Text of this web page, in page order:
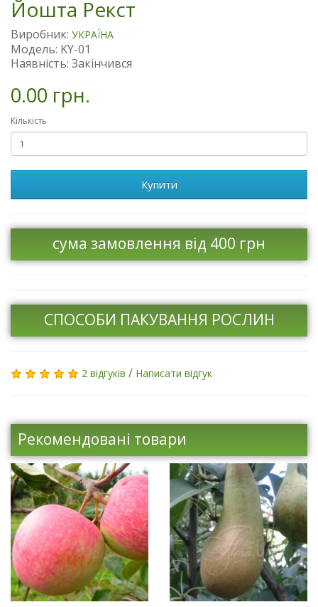
Йошта Рекст
Виробник: УКРАЇНА
Модель: KY-01
Наявність: Закінчився
0.00 грн.
Кількість
Купити
сума замовлення від 400 грн
СПОСОБИ ПАКУВАННЯ РОСЛИН
2 відгуків / Написати відгук
Рекомендовані товари